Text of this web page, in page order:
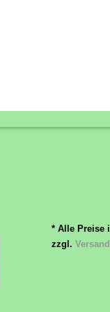
* Alle Preise
zzgl.